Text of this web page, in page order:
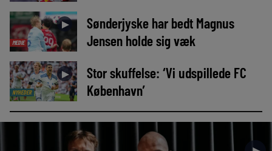
MEDIE
►
Sønderjyske har bedt Magnus
Jensen holde sig væk
NYHEDER
►
Stor skuffelse: ‘Vi udspillede FC
København’